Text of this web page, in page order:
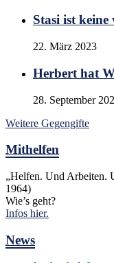
Stasi ist keine
22. März 2023
Herbert hat
28. September
Weitere Gegengifte
Mithelfen
„Helfen. Und Arbeiten.
1964)
Wie’s geht?
Infos hier.
News